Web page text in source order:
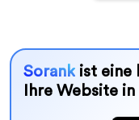
Sorankist eine
Ihre Website